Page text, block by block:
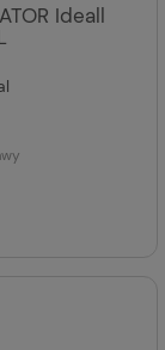
Ideall